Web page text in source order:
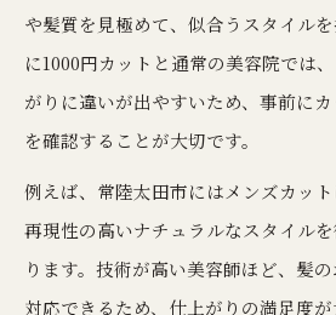
や髪質を見極めて、似合うスタイル
に1000円カットと通常の美容院では
がりに違いが出やすいため、事前に
を確認することが大切です。
例えば、常陸太田市にはメンズカット
再現性の高いナチュラルなスタイル
ります。技術が高い美容師ほど、髪
対応できるため、仕上がりの満足度が